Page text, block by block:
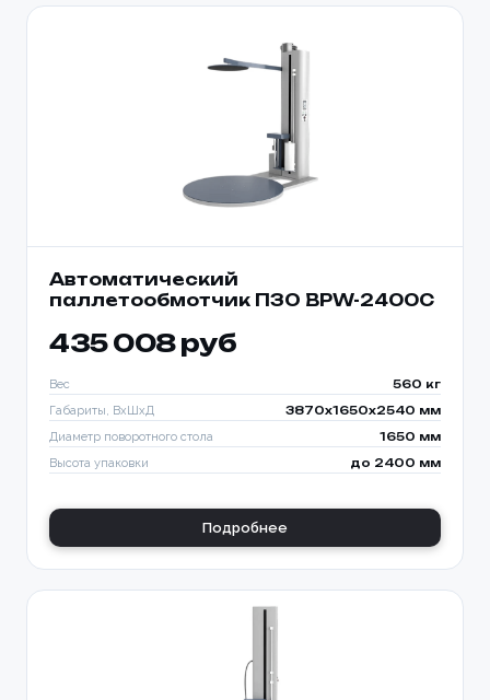
Автоматический
паллетообмотчик ПЗО BPW-2400C
435 008 руб
Вес 560 кг
Габариты, ВхШхД 3870х1650х2540 мм
Диаметр поворотного стола 1650 мм
Высота упаковки до 2400 мм
Подробнее